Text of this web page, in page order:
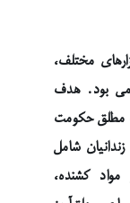
مختلف،
بود. هدف
مطلق حکومت
شامل
مواد کشنده،